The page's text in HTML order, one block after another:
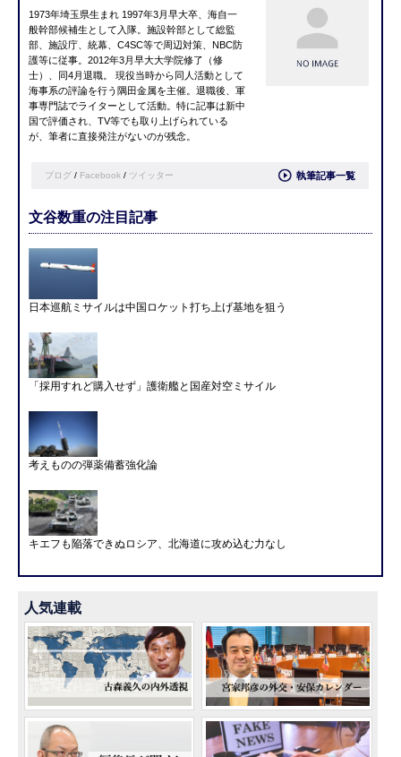
1973年埼玉県生まれ 1997年3月早大卒、海自一
般幹部候補生として入隊。施設幹部として総監
部、施設庁、統幕、C4SC等で周辺対策、NBC防
護等に従事。2012年3月早大大学院修了（修
士）、同4月退職。 現役当時から同人活動として
海事系の評論を行う隅田金属を主催。退職後、軍
事専門誌でライターとして活動。特に記事は新中
国で評価され、TV等でも取り上げられている
が、筆者に直接発注がないのが残念。
ブログ / Facebook / ツイッター 執筆記事一覧
文谷数重の注目記事
日本巡航ミサイルは中国ロケット打ち上げ基地を狙う
「採用すれど購入せず」護衛艦と国産対空ミサイル
考えものの弾薬備蓄強化論
キエフも陥落できぬロシア、北海道に攻め込む力なし
人気連載